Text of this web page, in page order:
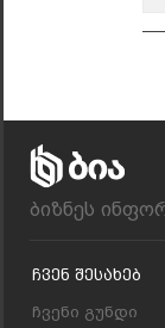
ბიზნეს
Ჩვენ Შესახებ
ჩვენი გუნდი